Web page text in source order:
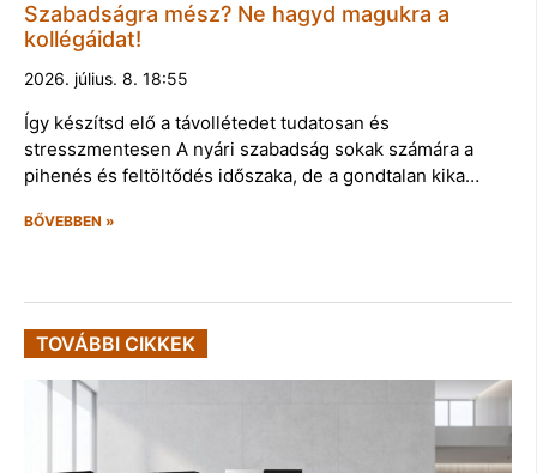
Szabadságra mész? Ne hagyd magukra a
kollégáidat!
2026. július. 8. 18:55
Így készítsd elő a távollétedet tudatosan és
stresszmentesen A nyári szabadság sokak számára a
pihenés és feltöltődés időszaka, de a gondtalan kika…
BŐVEBBEN »
TOVÁBBI CIKKEK